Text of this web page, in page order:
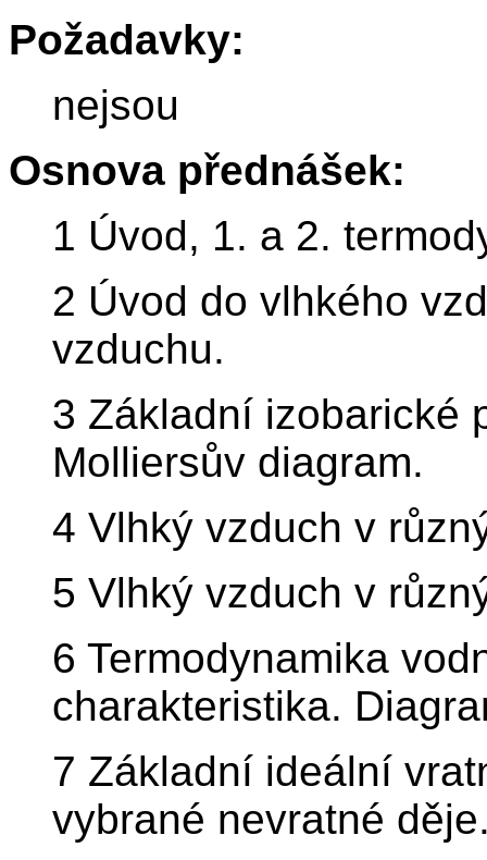
Požadavky:
nejsou
Osnova přednášek:
1 Úvod, 1. a 2.
2 Úvod do vlhkého
vzduchu.
3 Základní izobarické
Molliersův diagram.
4 Vlhký vzduch v
5 Vlhký vzduch v
6 Termodynamika
charakteristika.
7 Základní ideální
vybrané nevratné